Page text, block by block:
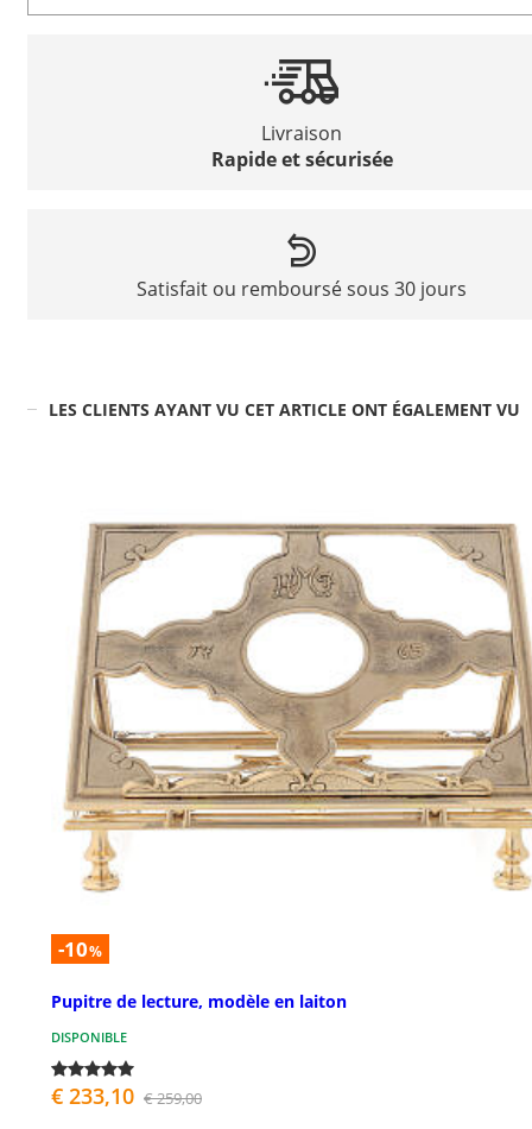
Livraison
Rapide et sécurisée
Satisfait ou remboursé sous 30 jours
LES CLIENTS AYANT VU CET ARTICLE ONT ÉGALEMENT VU
-10%
Pupitre de lecture, modèle en laiton
DISPONIBLE
€ 233,10 € 259,00